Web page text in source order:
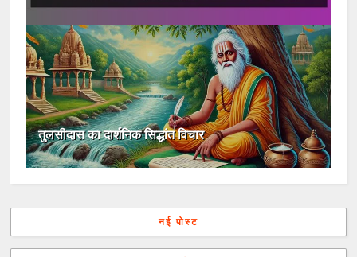
तुलसीदास का दार्शनिक सिद्धांत विचार
नई पोस्ट